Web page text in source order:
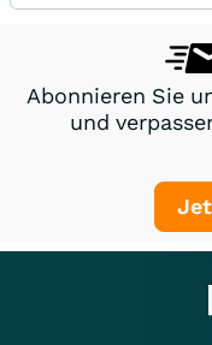
Abonnieren Sie
und